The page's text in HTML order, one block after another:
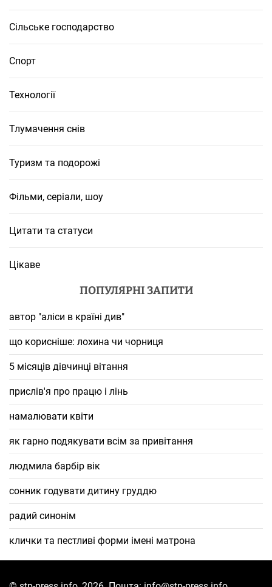
Сільське господарство
Спорт
Технології
Тлумачення снів
Туризм та подорожі
Фільми, серіали, шоу
Цитати та статуси
Цікаве
ПОПУЛЯРНІ ЗАПИТИ
автор "аліси в країні див"
що корисніше: лохина чи чорниця
5 місяців дівчинці вітання
прислів'я про працю і лінь
намалювати квіти
як гарно подякувати всім за привітання
людмила барбір вік
сонник годувати дитину груддю
радий синонім
клички та пестливі форми імені матрона